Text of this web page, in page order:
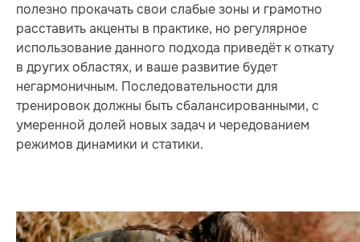
полезно прокачать свои слабые зоны и грамотно
расставить акценты в практике, но регулярное
использование данного подхода приведёт к откату
в других областях, и ваше развитие будет
негармоничным. Последовательности для
тренировок должны быть сбалансированными, с
умеренной долей новых задач и чередованием
режимов динамики и статики.